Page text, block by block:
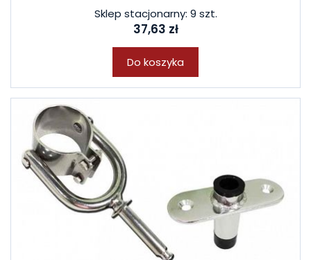
Sklep stacjonarny: 9 szt.
37,63 zł
Do koszyka